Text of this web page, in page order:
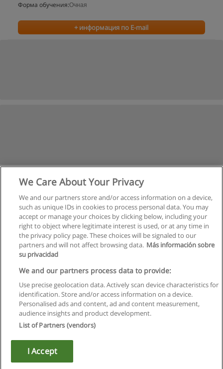
Форма обучения:Очная
+ информация по E-mail
Правила пользования
Конфиденциальность информации
Напишите Educaedu
Copyright © Educaedu Business S.L. - CIF : B-95610580: -
We Care About Your Privacy
We and our partners store and/or access information on a device,
such as unique IDs in cookies to process personal data. You may
accept or manage your choices by clicking below, including your
right to object where legitimate interest is used, or at any time in
the privacy policy page. These choices will be signaled to our
partners and will not affect browsing data. Más información sobre
su privacidad
We and our partners process data to provide:
Use precise geolocation data. Actively scan device characteristics for
identification. Store and/or access information on a device.
Personalised ads and content, ad and content measurement,
audience insights and product development.
List of Partners (vendors)
I Accept